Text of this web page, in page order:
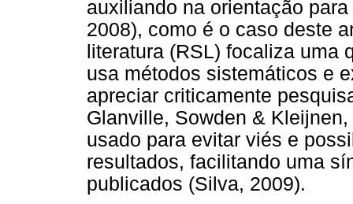
auxiliando na orientação
2008), como é o caso deste
literatura (RSL) focaliza uma
usa métodos sistemáticos e
apreciar criticamente
Glanville, Sowden &
usado para evitar viés e
resultados, facilitando uma
publicados (Silva, 2009).